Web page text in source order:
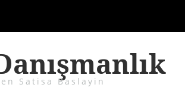
Satisa Baslayin